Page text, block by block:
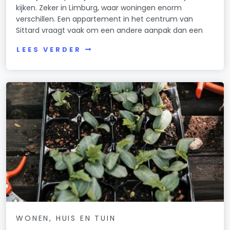
kijken. Zeker in Limburg, waar woningen enorm
verschillen. Een appartement in het centrum van
Sittard vraagt vaak om een andere aanpak dan een
LEES VERDER
WONEN, HUIS EN TUIN